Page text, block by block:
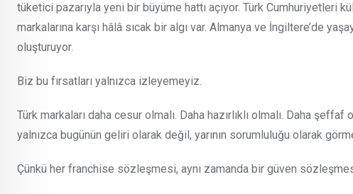
tüketici pazarıyla yeni bir büyüme hattı açıyor. Türk Cumhuriyetleri
markalarına karşı hâlâ sıcak bir algı var. Almanya ve İngiltere’de
oluşturuyor.
Biz bu fırsatları yalnızca izleyemeyiz.
Türk markaları daha cesur olmalı. Daha hazırlıklı olmalı. Daha
yalnızca bugünün geliri olarak değil, yarının sorumluluğu olarak
Çünkü her franchise sözleşmesi, aynı zamanda bir güven